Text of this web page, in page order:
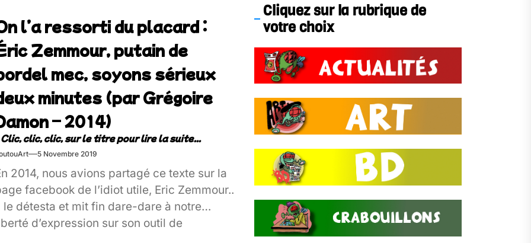
l’a ressorti du placard :
Zemmour, putain de
mec, soyons sérieux
minutes (par Grégoire
– 2014)
5 Novembre 2019
2014, nous avions partagé ce texte sur la
facebook de l’idiot utile, Eric Zemmour..
le détesta et mit fin dare-dare à notre
d’expression sur son outil de
Cliquez sur la rubrique de
votre choix